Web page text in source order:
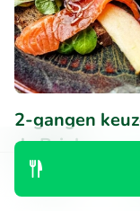
2-gangen
de Brink
Zo